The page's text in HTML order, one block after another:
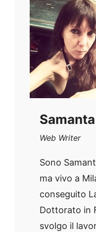
Web Writer
Sono
ma vivo a
conseguito
Dottorato in
svolgo il